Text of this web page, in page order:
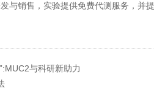
与销售，实验提供免费代测服务，
与科研新助力